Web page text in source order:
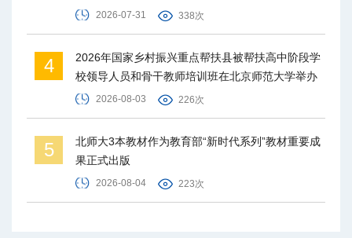
2026-07-31 338次
4
2026年国家乡村振兴重点帮扶县被帮扶高中阶段学
校领导人员和骨干教师培训班在北京师范大学举办
2026-08-03 226次
5
北师大3本教材作为教育部“新时代系列”教材重要成
果正式出版
2026-08-04 223次